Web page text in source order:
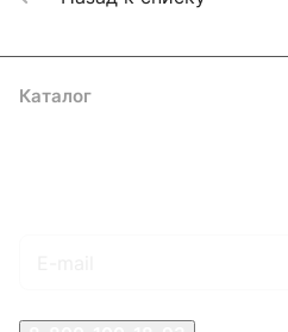
Каталог